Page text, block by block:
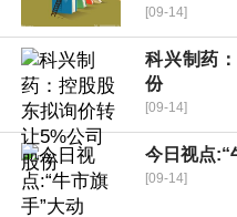
[09-14]
科兴制药
份
[09-14]
今日视点:“
[09-14]